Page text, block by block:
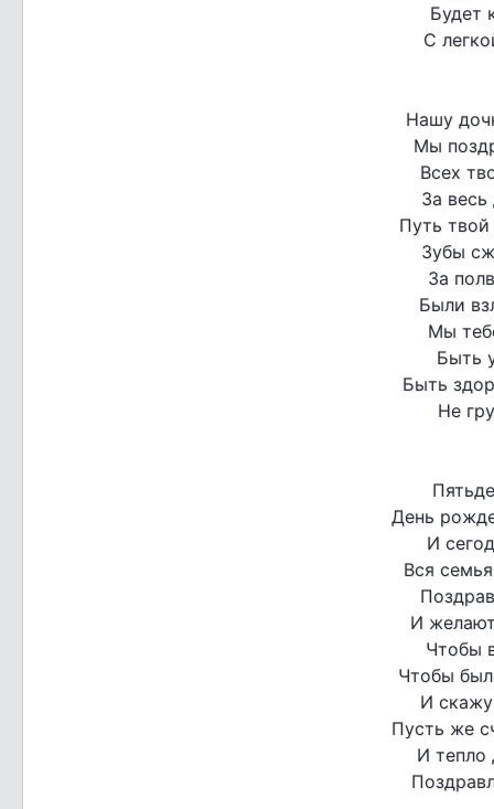
Будет
С
Нашу
Мы
Всех
За весь
Путь
Зубы
За
Были
Мы
Быть
Быть
Не
День
И
Вся
И
Чтобы
Чтобы
И скажу
Пусть же
И тепло